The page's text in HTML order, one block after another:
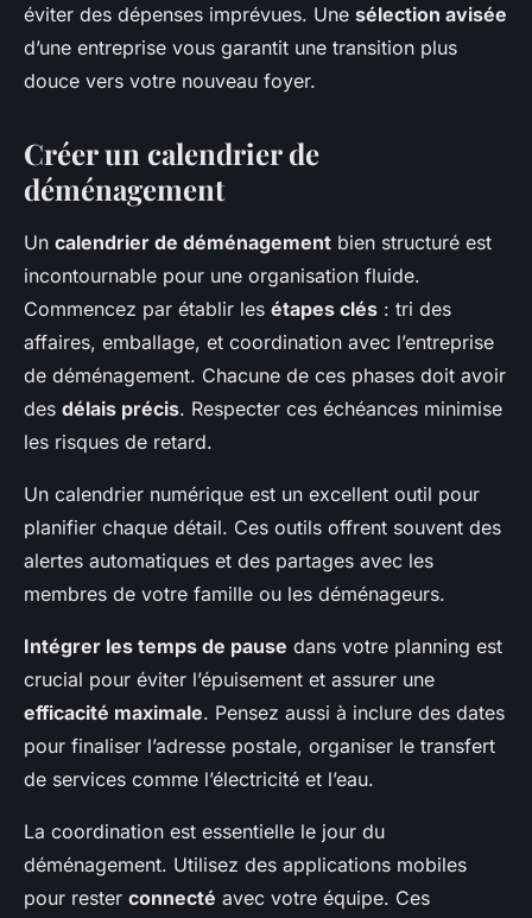
éviter des dépenses imprévues. Une sélection avisée
d’une entreprise vous garantit une transition plus
douce vers votre nouveau foyer.
Créer un calendrier de
déménagement
Un calendrier de déménagement bien structuré est
incontournable pour une organisation fluide.
Commencez par établir les étapes clés : tri des
affaires, emballage, et coordination avec l’entreprise
de déménagement. Chacune de ces phases doit avoir
des délais précis. Respecter ces échéances minimise
les risques de retard.
Un calendrier numérique est un excellent outil pour
planifier chaque détail. Ces outils offrent souvent des
alertes automatiques et des partages avec les
membres de votre famille ou les déménageurs.
Intégrer les temps de pause dans votre planning est
crucial pour éviter l’épuisement et assurer une
efficacité maximale. Pensez aussi à inclure des dates
pour finaliser l’adresse postale, organiser le transfert
de services comme l’électricité et l’eau.
La coordination est essentielle le jour du
déménagement. Utilisez des applications mobiles
pour rester connecté avec votre équipe. Ces